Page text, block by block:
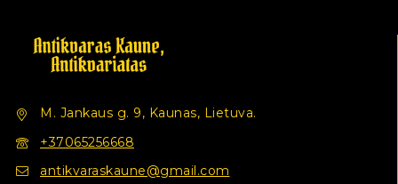
M. Jankaus g. 9, Kaunas, Lietuva.
+37065256668
antikvaraskaune@gmail.com